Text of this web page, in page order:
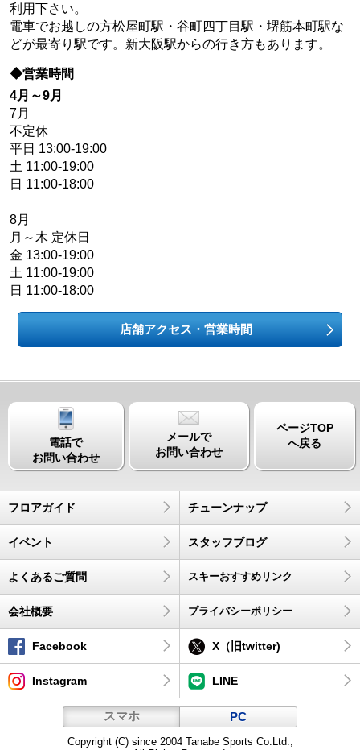
利用下さい。
電車でお越しの方松屋町駅・谷町四丁目駅・堺筋本町駅な
どが最寄り駅です。新大阪駅からの行き方もあります。
◆営業時間
4月～9月
7月
不定休
平日 13:00-19:00
土 11:00-19:00
日 11:00-18:00
8月
月～木 定休日
金 13:00-19:00
土 11:00-19:00
日 11:00-18:00
店舗アクセス・営業時間
電話で
お問い合わせ
メールで
お問い合わせ
ページTOP
へ戻る
フロアガイド チューンナップ
イベント スタッフブログ
よくあるご質問 スキーおすすめリンク
会社概要 プライバシーポリシー
Facebook X（旧twitter)
Instagram LINE
スマホ PC
Copyright (C) since 2004 Tanabe Sports Co.Ltd.,